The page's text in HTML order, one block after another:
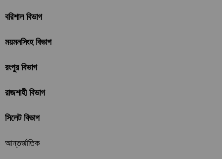
বরিশাল বিভাগ
ময়মনসিংহ বিভাগ
রংপুর বিভাগ
রাজশাহী বিভাগ
সিলেট বিভাগ
আন্তর্জাতিক